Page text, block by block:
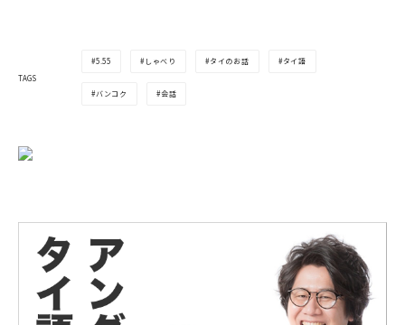
TAGS
5.55 しゃべり タイのお話 タイ語
バンコク 会話